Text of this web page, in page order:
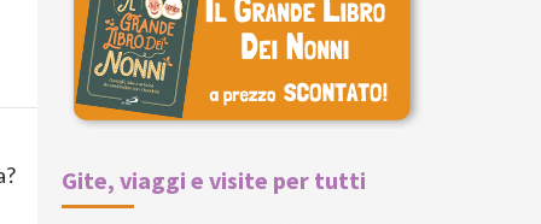
Gite, viaggi e visite per tutti